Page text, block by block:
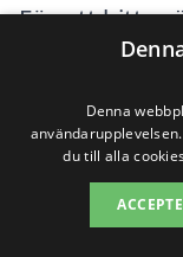
För att hitta
Björsäter
alternativa
några
kompetenta
Denna
du till alla